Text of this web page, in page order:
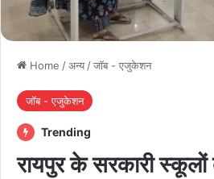
Home /अन्य /जॉब - एजुकेशन
जॉब - एजुकेशन
Trending
रायपुर के सरकारी